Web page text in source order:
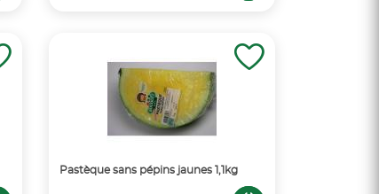
Pastèque sans pépins jaunes 1,1kg